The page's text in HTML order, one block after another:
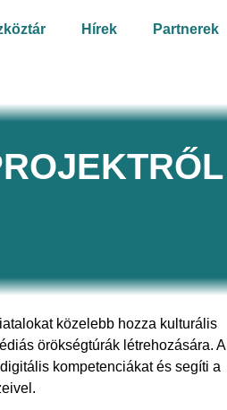
Hírek Partnerek
közelebb hozza kulturális
örökségtúrák létrehozására. A
kompetenciákat és segíti a